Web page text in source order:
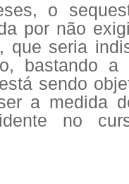
o
por não
que seria
bastando
sendo
a medida
no